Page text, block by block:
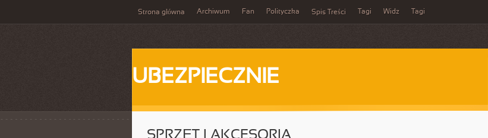
Strona główna Archiwum Fan Polityczka Spis Treści Tagi Widz Tagi
UBEZPIECZNIE